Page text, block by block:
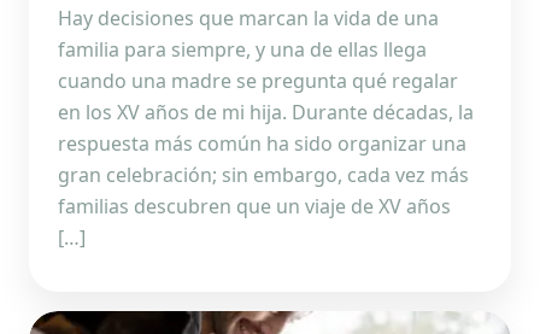
Hay decisiones que marcan la vida de una
familia para siempre, y una de ellas llega
cuando una madre se pregunta qué regalar
en los XV años de mi hija. Durante décadas, la
respuesta más común ha sido organizar una
gran celebración; sin embargo, cada vez más
familias descubren que un viaje de XV años
[…]